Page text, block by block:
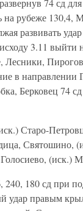
74 сд
на рубеже 130,4,
развивать
3.11 выйти
в направлении
Берковец 74
Старо-
Святошино,
(иск.)
240, 180 сд при
удар правым